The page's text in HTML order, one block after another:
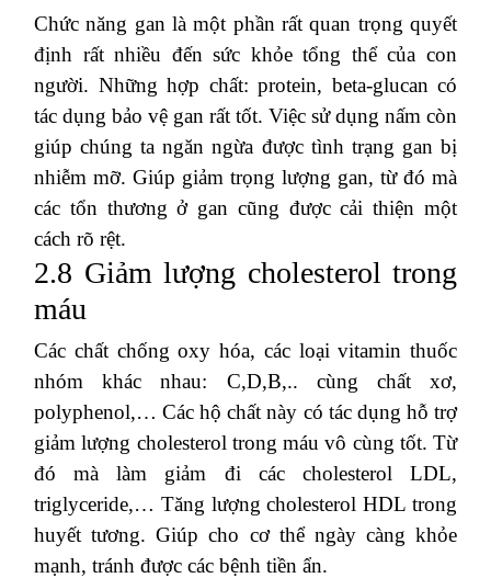
Chức năng gan là một phần rất quan trọng quyết
định rất nhiều đến sức khỏe tổng thể của con
người. Những hợp chất: protein, beta-glucan có
tác dụng bảo vệ gan rất tốt. Việc sử dụng nấm còn
giúp chúng ta ngăn ngừa được tình trạng gan bị
nhiễm mỡ. Giúp giảm trọng lượng gan, từ đó mà
các tổn thương ở gan cũng được cải thiện một
cách rõ rệt.
2.8 Giảm lượng cholesterol trong
máu
Các chất chống oxy hóa, các loại vitamin thuốc
nhóm khác nhau: C,D,B,.. cùng chất xơ,
polyphenol,… Các hộ chất này có tác dụng hỗ trợ
giảm lượng cholesterol trong máu vô cùng tốt. Từ
đó mà làm giảm đi các cholesterol LDL,
triglyceride,… Tăng lượng cholesterol HDL trong
huyết tương. Giúp cho cơ thể ngày càng khỏe
mạnh, tránh được các bệnh tiền ẩn.